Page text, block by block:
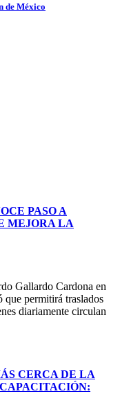
de México
PASO A
MEJORA LA
Gallardo Cardona en
que permitirá traslados
diariamente circulan
CERCA DE LA